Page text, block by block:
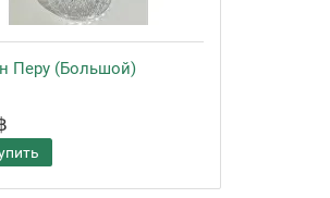
Перу (Большой)